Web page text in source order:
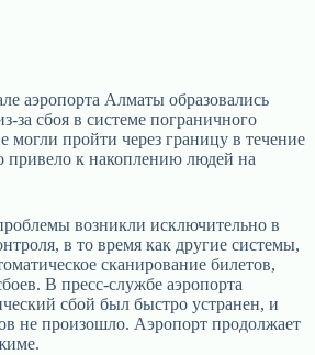
аэропорта Алматы образовались
за сбоя в системе пограничного
могли пройти через границу в течение
привело к накоплению людей на
возникли исключительно в
в то время как другие системы,
сканирование билетов,
В пресс-службе аэропорта
сбой был быстро устранен, и
не произошло. Аэропорт продолжает